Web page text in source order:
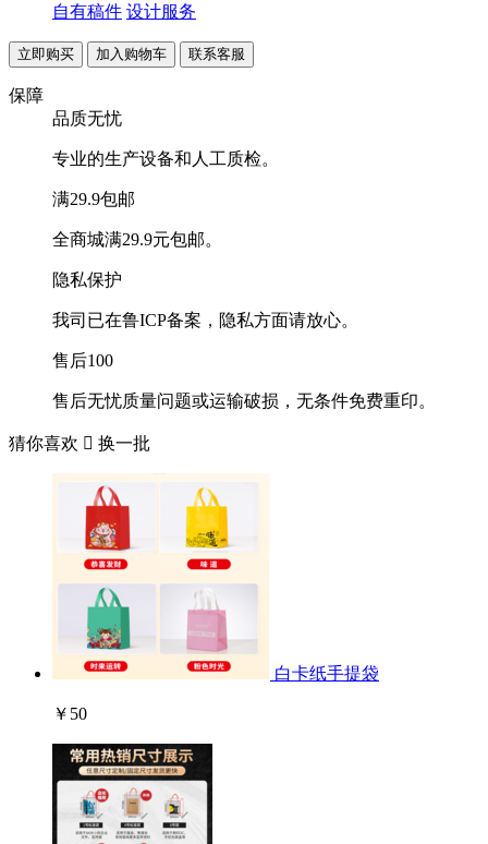
自有稿件 设计服务
联系客服
保障
品质无忧
专业的生产设备和人工质检。
满29.9包邮
全商城满29.9元包邮。
隐私保护
我司已在鲁ICP备案，隐私方面请放心。
售后100
售后无忧质量问题或运输破损，无条件免费重印。
猜你喜欢  换一批
白卡纸手提袋
￥50